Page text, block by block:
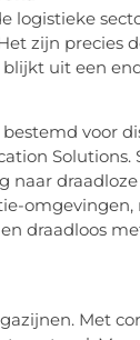
logistieke
zijn precies
uit een
voor
Solutions.
naar
draadloos
Met